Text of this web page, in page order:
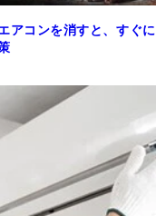
アコンを消すと、すぐに